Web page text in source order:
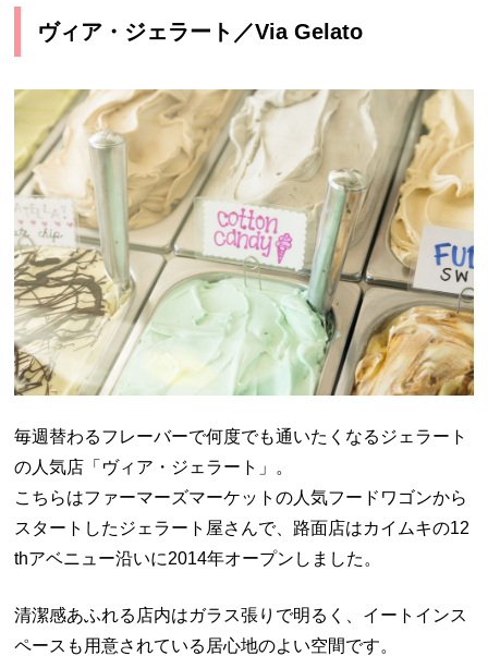
ヴィア・ジェラート／Via Gelato
毎週替わるフレーバーで何度でも通いたくなるジェラート
の人気店「ヴィア・ジェラート」。
こちらはファーマーズマーケットの人気フードワゴンから
スタートしたジェラート屋さんで、路面店はカイムキの12
thアベニュー沿いに2014年オープンしました。
清潔感あふれる店内はガラス張りで明るく、イートインス
ペースも用意されている居心地のよい空間です。